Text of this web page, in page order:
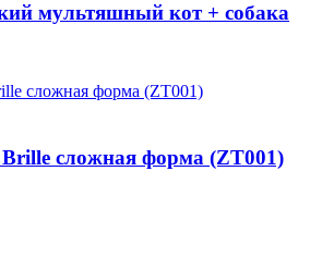
мультяшный кот + собака
сложная форма (ZT001)